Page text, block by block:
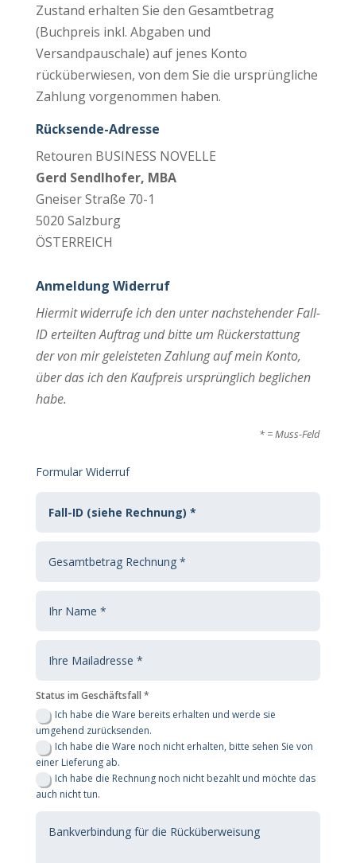
Zustand erhalten Sie den Gesamtbetrag
(Buchpreis inkl. Abgaben und
Versandpauschale) auf jenes Konto
rücküberwiesen, von dem Sie die ursprüngliche
Zahlung vorgenommen haben.
Rücksende-Adresse
Retouren BUSINESS NOVELLE
Gerd Sendlhofer, MBA
Gneiser Straße 70-1
5020 Salzburg
ÖSTERREICH
Anmeldung Widerruf
Hiermit widerrufe ich den unter nachstehender Fall-
ID erteilten Auftrag und bitte um Rückerstattung
der von mir geleisteten Zahlung auf mein Konto,
über das ich den Kaufpreis ursprünglich beglichen
habe.
* = Muss-Feld
Formular Widerruf
Status im Geschäftsfall *
Ich habe die Ware bereits erhalten und werde sie
umgehend zurücksenden.
Ich habe die Ware noch nicht erhalten, bitte sehen Sie von
einer Lieferung ab.
Ich habe die Rechnung noch nicht bezahlt und möchte das
auch nicht tun.